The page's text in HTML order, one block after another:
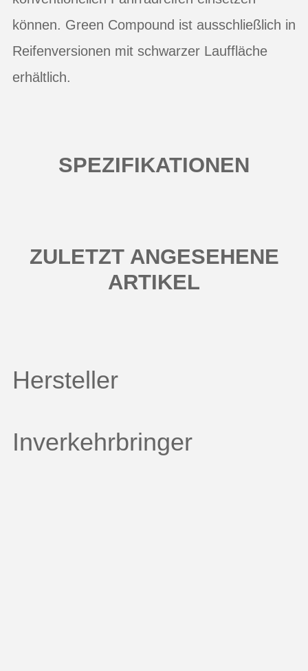
können. Green Compound ist ausschließlich in
Reifenversionen mit schwarzer Lauffläche
erhältlich.
SPEZIFIKATIONEN
ZULETZT ANGESEHENE
ARTIKEL
Hersteller
Inverkehrbringer